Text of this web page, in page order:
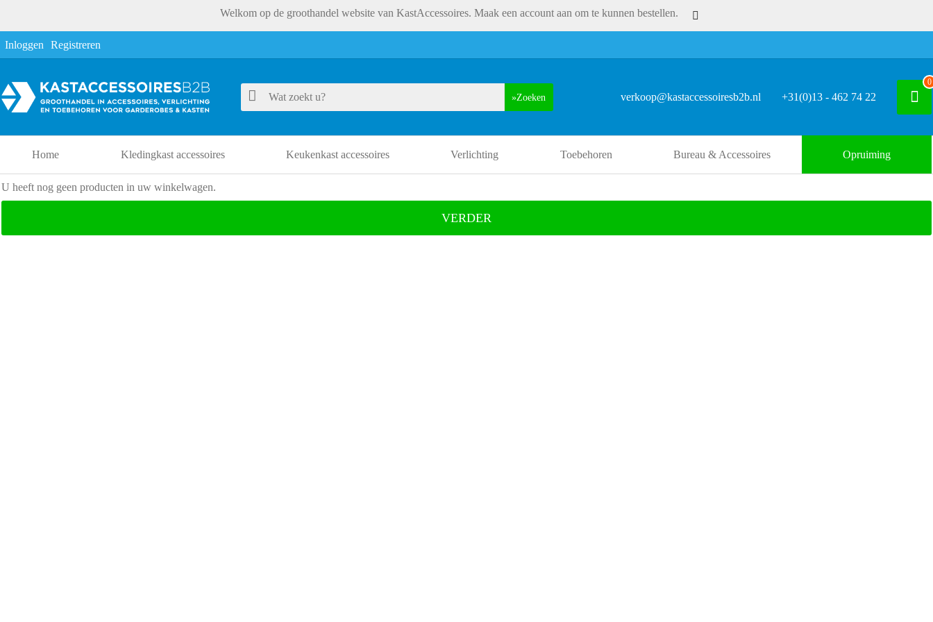
Welkom op de groothandel website van KastAccessoires. Maak een account aan om te kunnen bestellen.
Inloggen Registreren
Zoeken verkoop@kastaccessoiresb2b.nl +31(0)13 - 462 74 22
0
Home Kledingkast accessoires Keukenkast accessoires Verlichting Toebehoren Bureau & Accessoires Opruiming
U heeft nog geen producten in uw winkelwagen.
VERDER